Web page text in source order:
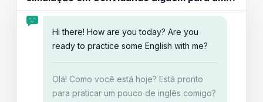
Hi there! How are you today? Are you
ready to practice some English with me?
Olá! Como você está hoje? Está pronto
para praticar um pouco de inglês comigo?